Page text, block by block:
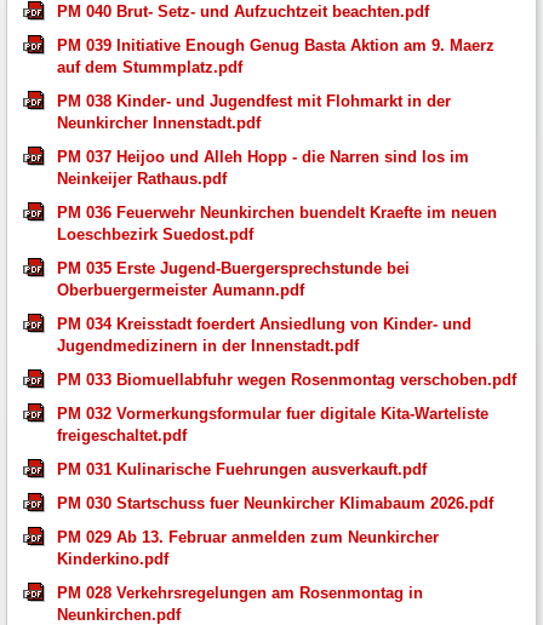
PM 040 Brut- Setz- und Aufzuchtzeit beachten.pdf
PM 039 Initiative Enough Genug Basta Aktion am 9. Maerz
auf dem Stummplatz.pdf
PM 038 Kinder- und Jugendfest mit Flohmarkt in der
Neunkircher Innenstadt.pdf
PM 037 Heijoo und Alleh Hopp - die Narren sind los im
Neinkeijer Rathaus.pdf
PM 036 Feuerwehr Neunkirchen buendelt Kraefte im neuen
Loeschbezirk Suedost.pdf
PM 035 Erste Jugend-Buergersprechstunde bei
Oberbuergermeister Aumann.pdf
PM 034 Kreisstadt foerdert Ansiedlung von Kinder- und
Jugendmedizinern in der Innenstadt.pdf
PM 033 Biomuellabfuhr wegen Rosenmontag verschoben.pdf
PM 032 Vormerkungsformular fuer digitale Kita-Warteliste
freigeschaltet.pdf
PM 031 Kulinarische Fuehrungen ausverkauft.pdf
PM 030 Startschuss fuer Neunkircher Klimabaum 2026.pdf
PM 029 Ab 13. Februar anmelden zum Neunkircher
Kinderkino.pdf
PM 028 Verkehrsregelungen am Rosenmontag in
Neunkirchen.pdf